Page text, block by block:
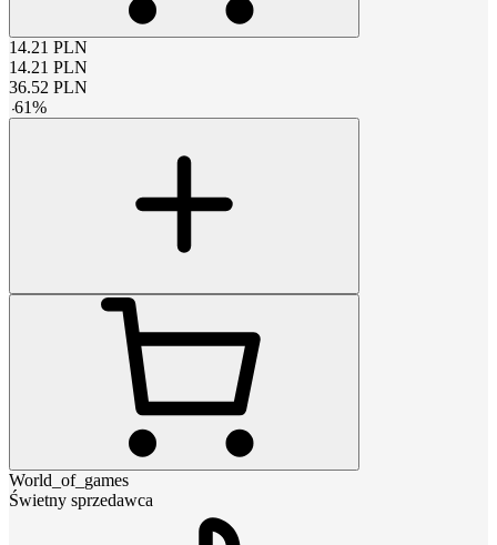
14.21 PLN
14.21 PLN
36.52 PLN
-61%
World_of_games
Świetny sprzedawca